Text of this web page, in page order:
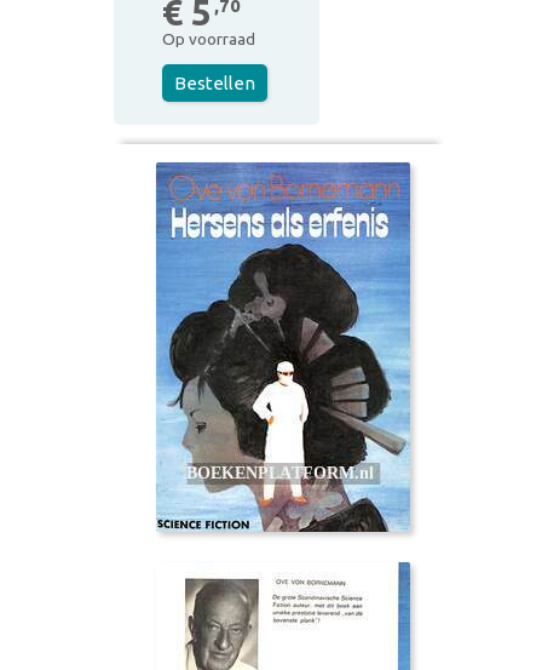
€ 5 ,70
Op voorraad
Bestellen